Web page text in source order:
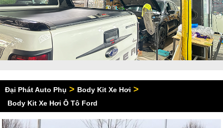
Đại Phát Auto Phụ > Body Kit Xe Hơi >
Body Kit Xe Hơi Ô Tô Ford